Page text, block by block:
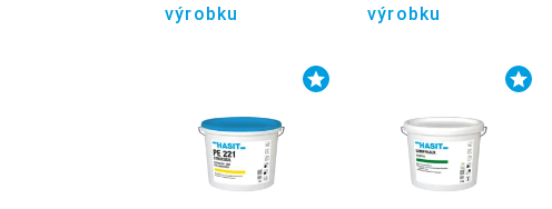
výrobku
výrobku